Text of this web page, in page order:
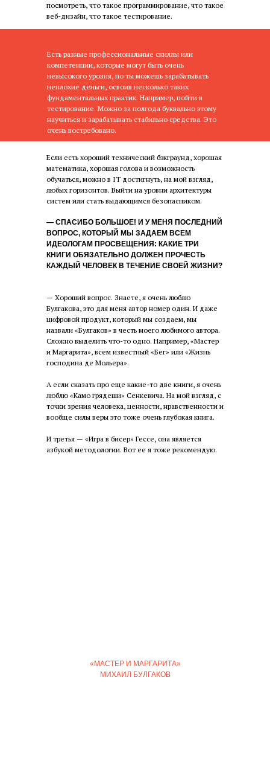
посмотреть, что такое программирование, что такое
веб-дизайн, что такое тестирование.
Есть разные профессиональные скиллы или
компетенции, которые могут быть очень
невысокого уровня, но ты можешь зарабатывать
неплохие деньги, освоив несколько таких
фундаментальных практик. Например, пойти в
тестирование. Можно за полгода буквально этому
научиться и зарабатывать стабильно средства. Это
очень востребовано.
— СПАСИБО БОЛЬШОЕ! И У МЕНЯ ПОСЛЕДНИЙ
ВОПРОС, КОТОРЫЙ МЫ ЗАДАЕМ ВСЕМ
ИДЕОЛОГАМ ПРОСВЕЩЕНИЯ: КАКИЕ ТРИ
КНИГИ ОБЯЗАТЕЛЬНО ДОЛЖЕН ПРОЧЕСТЬ
КАЖДЫЙ ЧЕЛОВЕК В ТЕЧЕНИЕ СВОЕЙ ЖИЗНИ?
— Хороший вопрос. Знаете, я очень люблю
Булгакова, это для меня автор номер один. И даже
цифровой продукт, который мы создаем, мы
назвали «Булгаков» в честь моего любимого автора.
Сложно выделить что-то одно. Например, «Мастер
и Маргарита», всем известный «Бег» или «Жизнь
господина де Мольера».
А если сказать про еще какие-то две книги, я очень
люблю «Камо грядеши» Сенкевича. На мой взгляд, с
точки зрения человека, ценности, нравственности и
вообще силы веры это тоже очень глубокая книга.
И третья — «Игра в бисер» Гессе, она является
азбукой методологии. Вот ее я тоже рекомендую.
Если есть хороший технический бэкграунд, хорошая
математика, хорошая голова и возможность
обучаться, можно в IT достигнуть, на мой взгляд,
любых горизонтов. Выйти на уровни архитектуры
систем или стать выдающимся безопасником.
«МАСТЕР И МАРГАРИТА»
МИХАИЛ БУЛГАКОВ